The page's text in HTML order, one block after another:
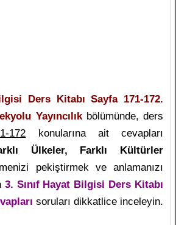
Ders Kitabı Sayfa 171-172.
Yayıncılıkbölümünde, ders
172 konularına ait cevapları
Ülkeler, Farklı Kültürler
pekiştirmek ve anlamanızı
3. Sınıf Hayat Bilgisi Ders Kitabı
soruları dikkatlice inceleyin.